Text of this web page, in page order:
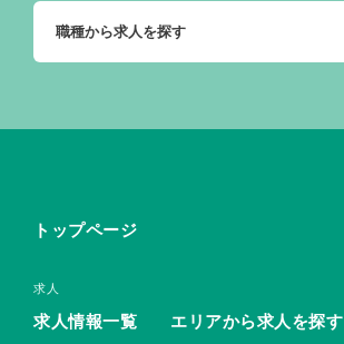
職種から求人を探す
トップページ
求人
求人情報一覧
エリアから求人を探す